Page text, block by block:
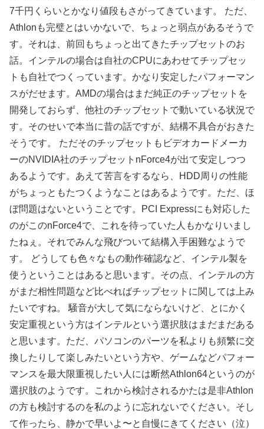
7千円くらいとかなり値段もさがってきています。 ただ、
Athlonも完璧とはいかないで、ちょっと弱点があるそうで
す。それは、前回もちょっと出てきたチップセットのお
話。インテルの場合は自社のCPUにあわせてチップセッ
トも自社でつくっています。かなり安定したパフォーマン
スがだせます。AMDの場合はまだ純正のチップセットを
開発しておらず、他社のチップセットで動いている状況で
す。そのせいで本当に昔の話ですが、結構不具合がおきた
そうです。 ただそのチップセットもビデオカードメーカ
ーのNVIDIA社のチップセットnForce4が出て安定しつつ
あるようです。あえて苦言をするなら、HDD周りの性能
がちょっともたつくようなことはあるようです。ただ、ほ
ぼ問題はないということです。PCI Expressにも対応した
のがこのnForce4で、これを待っていた人もかなりいまし
たねぇ。それでみんな飛びついて結構入手困難なようで
す。 どうしても色々なもの動作確認など、インテル製を
使うということはあると思います。その点、インテルの方
がまだ相性問題など比べればチップセットに関しては上み
たいですね。 騒音が大して気にならないけど、とにかく
安定重視という方はインテルという選択肢はまだまだある
と思います。ただ、パソコンのパーツを私よりも頻繁に交
換したりして楽しみたいという方や、ゲームなどパフォー
マンスを最大限重視したい人には断然Athlon64というのが
選択肢のようです。これから検討されるかたは是非Athlon
の方も検討するのを私のように忘れないでください。そし
て作ったら、静かで早いよ〜と自慢にきてください（泣）